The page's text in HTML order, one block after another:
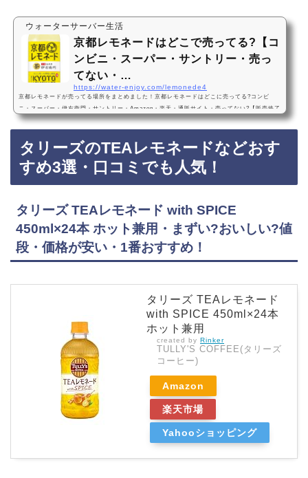
ウォーターサーバー生活
京都レモネードはどこで売ってる?【コ
ンビニ・スーパー・サントリー・売っ
てない・…
https://water-enjoy.com/lemonede4
京都レモネードが売ってる場所をまとめました！京都レモネードはどこに売ってる?コンビ
ニ・スーパー・伊右衛門・サントリー・Amazon・楽天・通販サイト・売ってない?【販売終了
にはなってない】販売地域京都レモネードは、コンビニやスーパーに売っています！店舗によ
です！京都レモネードなどおすすめ3選・口コミでも人気！サントリー 伊右衛門 京都レモネー
ド 525ml×24本・まずい?おいしい?値段・価格が安い・1番おすすめ！『サントリー 伊右衛…
タリーズのTEAレモネードなどおす
すめ3選・口コミでも人気！
タリーズ TEAレモネード with SPICE
450ml×24本 ホット兼用・まずい?おいしい?値
段・価格が安い・1番おすすめ！
タリーズ TEAレモネード
with SPICE 450ml×24本
ホット兼用
created by Rinker
TULLY'S COFFEE(タリーズ
コーヒー)
Amazon
楽天市場
Yahooショッピング